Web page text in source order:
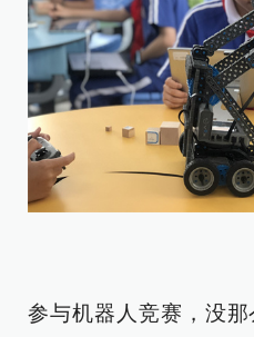
参与机器人竞赛，没